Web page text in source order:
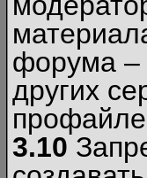
форума –
других
3.10